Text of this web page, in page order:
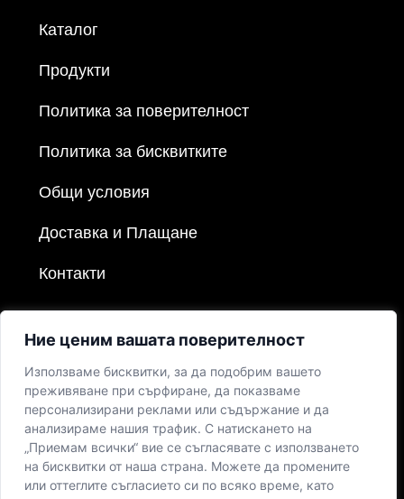
Ние ценим вашата поверителност
Използваме бисквитки, за да подобрим вашето
преживяване при сърфиране, да показваме
персонализирани реклами или съдържание и да
анализираме нашия трафик. С натискането на
„Приемам всички“ вие се съгласявате с използването
на бисквитки от наша страна. Можете да промените
или оттеглите съгласието си по всяко време, като
Каталог
Продукти
Политика за поверителност
Политика за бисквитките
Общи условия
Доставка и Плащане
Контакти